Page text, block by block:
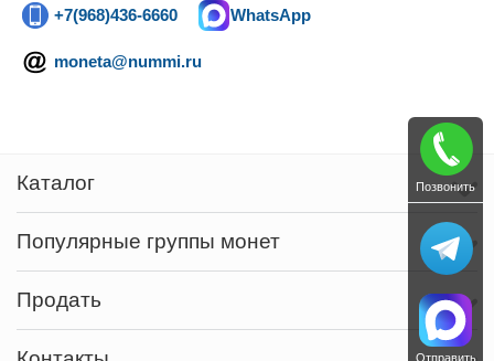
+7(968)436-6660 WhatsApp
moneta@nummi.ru
Каталог
Популярные группы монет
Продать
Позвонить
Отправить